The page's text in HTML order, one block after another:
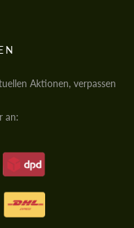
Aktionen, verpassen
an: